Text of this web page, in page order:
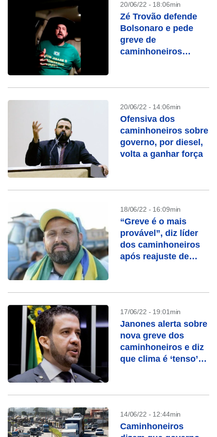
20/06/22 - 18:06min
Zé Trovão defende
Bolsonaro e pede
greve de
caminhoneiros
20/06/22 - 14:06min
Ofensiva dos
caminhoneiros sobre
governo, por diesel,
volta a ganhar força
18/06/22 - 16:09min
“Greve é o mais
provável”, diz líder
dos caminhoneiros
após reajuste de
17/06/22 - 19:01min
Janones alerta sobre
nova greve dos
caminhoneiros e diz
que clima é ‘tenso’
14/06/22 - 12:44min
Caminhoneiros